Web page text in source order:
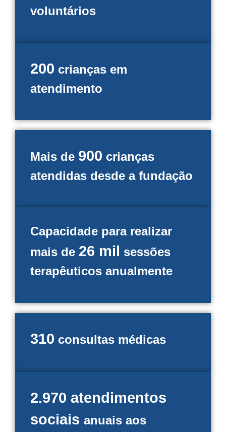
voluntários
200 crianças em
atendimento
Mais de 900 crianças
atendidas desde a fundação
Capacidade para realizar
mais de 26 mil
sessões
terapêuticos anualmente
310 consultas médicas
2.970 atendimentos
sociais anuais aos